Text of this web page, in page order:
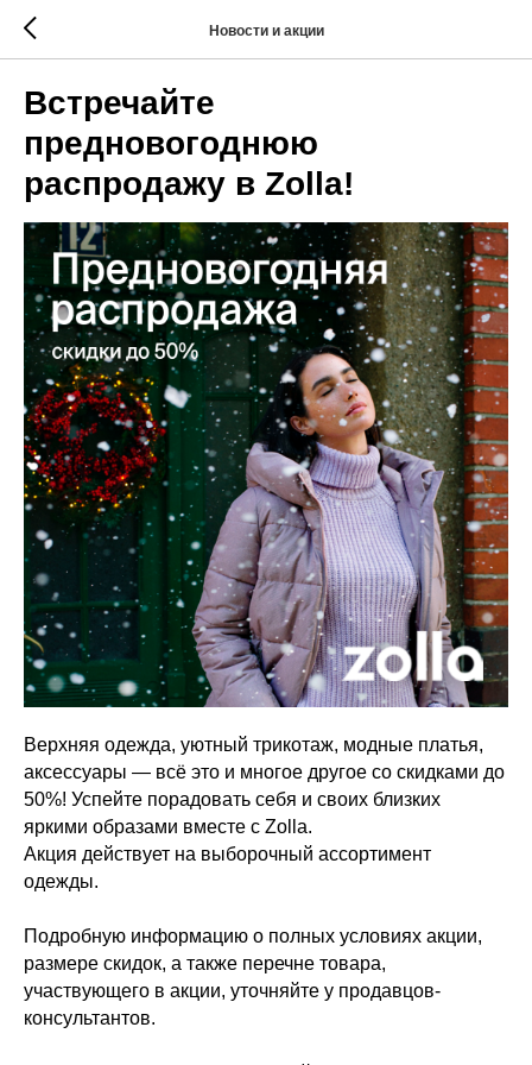
Новости и акции
Встречайте
предновогоднюю
распродажу в Zolla!
Верхняя одежда, уютный трикотаж, модные платья,
аксессуары — всё это и многое другое со скидками до
50%! Успейте порадовать себя и своих близких
яркими образами вместе с Zolla.
Акция действует на выборочный ассортимент
одежды.
Подробную информацию о полных условиях акции,
размере скидок, а также перечне товара,
участвующего в акции, уточняйте у продавцов-
консультантов.